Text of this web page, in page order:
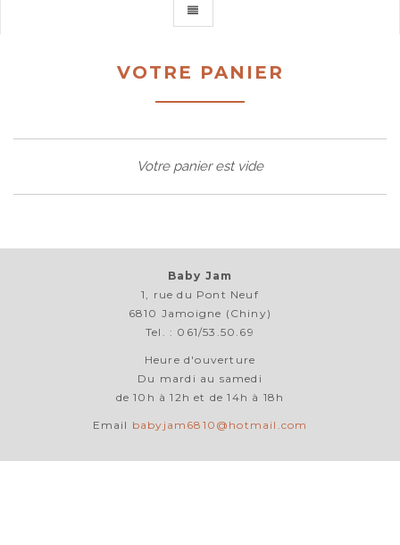
VOTRE PANIER
Votre panier est vide
Baby Jam
1, rue du Pont Neuf
6810 Jamoigne (Chiny)
Tel. : 061/53.50.69
Heure d'ouverture
Du mardi au samedi
de 10h à 12h et de 14h à 18h
Email babyjam6810@hotmail.com